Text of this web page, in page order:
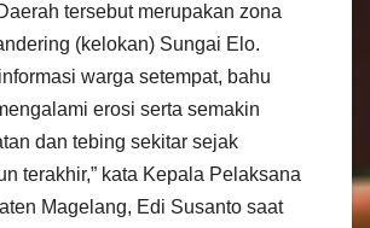
tersebut merupakan zona
(kelokan) Sungai Elo.
warga setempat, bahu
erosi serta semakin
dan tebing sekitar sejak
terakhir,” kata Kepala Pelaksana
Magelang, Edi Susanto saat